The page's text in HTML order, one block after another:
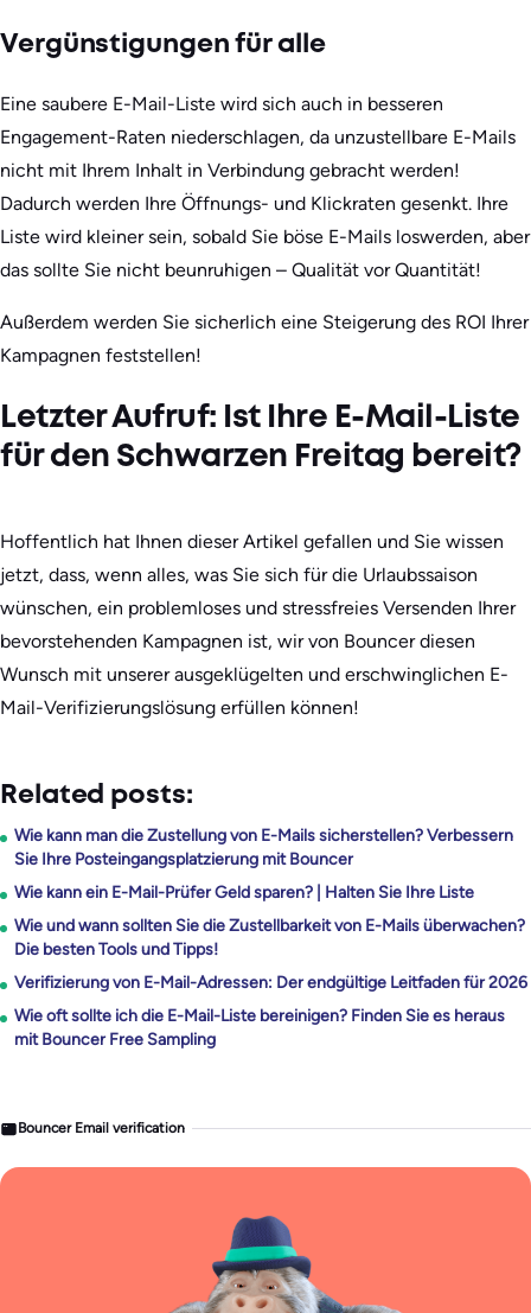
Vergünstigungen für alle
Eine saubere E-Mail-Liste wird sich auch in besseren
Engagement-Raten niederschlagen, da unzustellbare E-Mails
nicht mit Ihrem Inhalt in Verbindung gebracht werden!
Dadurch werden Ihre Öffnungs- und Klickraten gesenkt. Ihre
Liste wird kleiner sein, sobald Sie böse E-Mails loswerden, aber
das sollte Sie nicht beunruhigen – Qualität vor Quantität!
Außerdem werden Sie sicherlich eine Steigerung des ROI Ihrer
Kampagnen feststellen!
Letzter Aufruf: Ist Ihre E-Mail-Liste
für den Schwarzen Freitag bereit?
Hoffentlich hat Ihnen dieser Artikel gefallen und Sie wissen
jetzt, dass, wenn alles, was Sie sich für die Urlaubssaison
wünschen, ein problemloses und stressfreies Versenden Ihrer
bevorstehenden Kampagnen ist, wir von Bouncer diesen
Wunsch mit unserer ausgeklügelten und erschwinglichen E-
Mail-Verifizierungslösung erfüllen können!
Related posts:
Wie kann man die Zustellung von E-Mails sicherstellen? Verbessern
Sie Ihre Posteingangsplatzierung mit Bouncer
Wie kann ein E-Mail-Prüfer Geld sparen? | Halten Sie Ihre Liste
Wie und wann sollten Sie die Zustellbarkeit von E-Mails überwachen?
Die besten Tools und Tipps!
Verifizierung von E-Mail-Adressen: Der endgültige Leitfaden für 2026
Wie oft sollte ich die E-Mail-Liste bereinigen? Finden Sie es heraus
mit Bouncer Free Sampling
Bouncer Email verification